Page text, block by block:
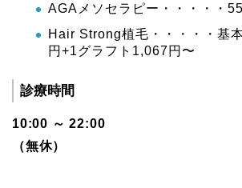
AGAメソセラピー・・・・・
Hair Strong植毛・・・・・基
円+1グラフト1,067円〜
診療時間
10:00 ～ 22:00
（無休）